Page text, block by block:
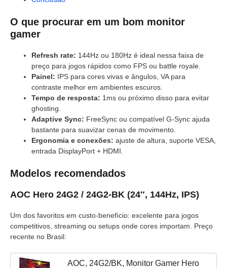
O que procurar em um bom monitor
gamer
Refresh rate: 144Hz ou 180Hz é ideal nessa faixa de
preço para jogos rápidos como FPS ou battle royale.
Painel: IPS para cores vivas e ângulos, VA para
contraste melhor em ambientes escuros.
Tempo de resposta: 1ms ou próximo disso para evitar
ghosting.
Adaptive Sync: FreeSync ou compatível G-Sync ajuda
bastante para suavizar cenas de movimento.
Ergonomia e conexões: ajuste de altura, suporte VESA,
entrada DisplayPort + HDMI.
Modelos recomendados
AOC Hero 24G2 / 24G2-BK (24″, 144Hz, IPS)
Um dos favoritos em custo-benefício: excelente para jogos
competitivos, streaming ou setups onde cores importam. Preço
recente no Brasil:
AOC, 24G2/BK, Monitor Gamer Hero